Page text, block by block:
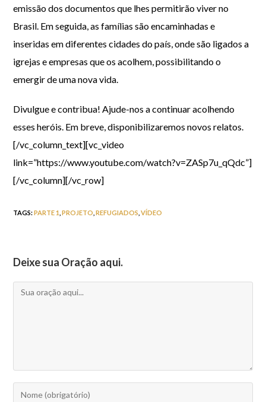
emissão dos documentos que lhes permitirão viver no
Brasil. Em seguida, as famílias são encaminhadas e
inseridas em diferentes cidades do país, onde são ligados a
igrejas e empresas que os acolhem, possibilitando o
emergir de uma nova vida.
Divulgue e contribua! Ajude-nos a continuar acolhendo
esses heróis. Em breve, disponibilizaremos novos relatos.
[/vc_column_text][vc_video
link=”https://www.youtube.com/watch?v=ZASp7u_qQdc”]
[/vc_column][/vc_row]
TAGS:PARTE 1 PROJETO REFUGIADOS VÍDEO
Deixe sua Oração aqui.